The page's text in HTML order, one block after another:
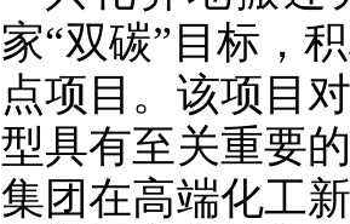
家“双碳”目标，
点项目。该项目
型具有至关重要
集团在高端化工